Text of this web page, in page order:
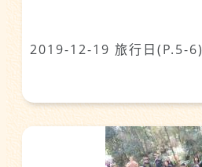
2019-12-19 旅行日(P.5-6)